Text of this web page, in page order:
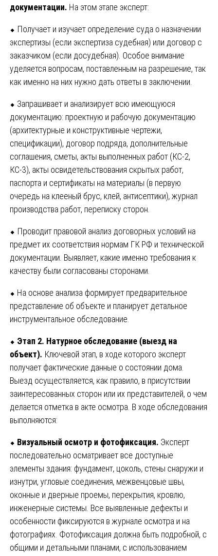
документации. На этом этапе эксперт:
⬥ Получает и изучает определение суда о назначении
экспертизы (если экспертиза судебная) или договор с
заказчиком (если досудебная). Особое внимание
уделяется вопросам, поставленным на разрешение, так
как именно на них нужно дать ответы в заключении.
⬥ Запрашивает и анализирует всю имеющуюся
документацию: проектную и рабочую документацию
(архитектурные и конструктивные чертежи,
спецификации), договор подряда, дополнительные
соглашения, сметы, акты выполненных работ (КС-2,
КС-3), акты освидетельствования скрытых работ,
паспорта и сертификаты на материалы (в первую
очередь на клееный брус, клей, антисептики), журнал
производства работ, переписку сторон.
⬥ Проводит правовой анализ договорных условий на
предмет их соответствия нормам ГК РФ и технической
документации. Выявляет, какие именно требования к
качеству были согласованы сторонами.
⬥ На основе анализа формирует предварительное
представление об объекте и планирует детальное
инструментальное обследование.
⬥ Этап 2. Натурное обследование (выезд на
объект). Ключевой этап, в ходе которого эксперт
получает фактические данные о состоянии дома.
Выезд осуществляется, как правило, в присутствии
заинтересованных сторон или их представителей, о чем
делается отметка в акте осмотра. В ходе обследования
выполняются:
⬥ Визуальный осмотр и фотофиксация. Эксперт
последовательно осматривает все доступные
элементы здания: фундамент, цоколь, стены снаружи и
изнутри, угловые соединения, межвенцовые швы,
оконные и дверные проемы, перекрытия, кровлю,
инженерные системы. Все выявленные дефекты и
особенности фиксируются в журнале осмотра и на
фотографиях. Фотофиксация должна быть подробной, с
общими и детальными планами, с использованием